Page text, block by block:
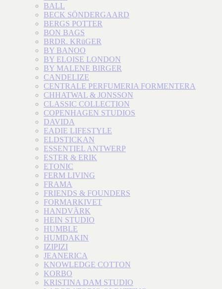
BALL
BECK SÖNDERGAARD
BERGS POTTER
BON BAGS
BRDR. KRüGER
BY BANOO
BY ELOISE LONDON
BY MALENE BIRGER
CANDELIZE
CENTRALE PERFUMERIA FORMENTERA
CHHATWAL & JONSSON
CLASSIC COLLECTION
COPENHAGEN STUDIOS
DAVIDA
EADIE LIFESTYLE
ELDSTICKAN
ESSENTIEL ANTWERP
ESTER & ERIK
ETONIC
FERM LIVING
FRAMA
FRIENDS & FOUNDERS
FORMARKIVET
HANDVÄRK
HEIN STUDIO
HUMBLE
HUMDAKIN
IZIPIZI
JEANERICA
KNOWLEDGE COTTON
KORBO
KRISTINA DAM STUDIO